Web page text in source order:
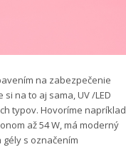
na zabezpečenie
na to aj sama, UV /LED
typov. Hovoríme napríklad
až 54 W, má moderný
s označením